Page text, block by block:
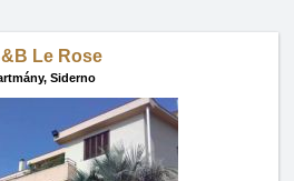
Le Rose
Siderno